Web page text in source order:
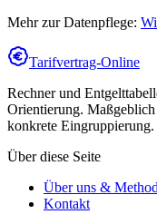
Mehr zur Datenpflege:
Tarifvertrag-Online
Rechner und
Orientierung.
konkrete Eingruppierung.
Über diese Seite
Über uns &
Kontakt